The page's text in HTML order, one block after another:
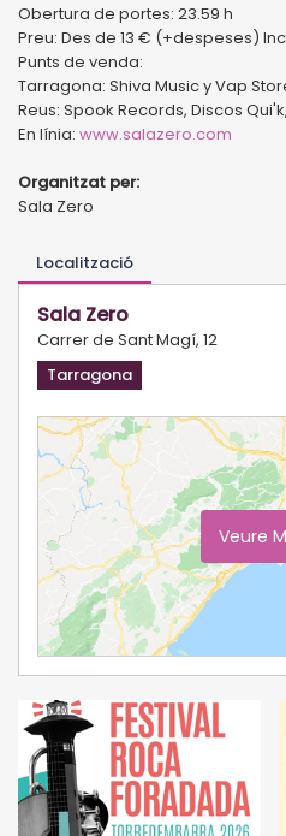
Obertura de portes: 23.59 h
Preu: Des de 13 € (+despeses)
Punts de venda:
Tarragona: Shiva Music y Vap
Reus: Spook Records, Discos
En línia: www.salazero.com
Organitzat per:
Sala Zero
Localització
Sala Zero
Carrer de Sant Magí, 12
Tarragona
Veure